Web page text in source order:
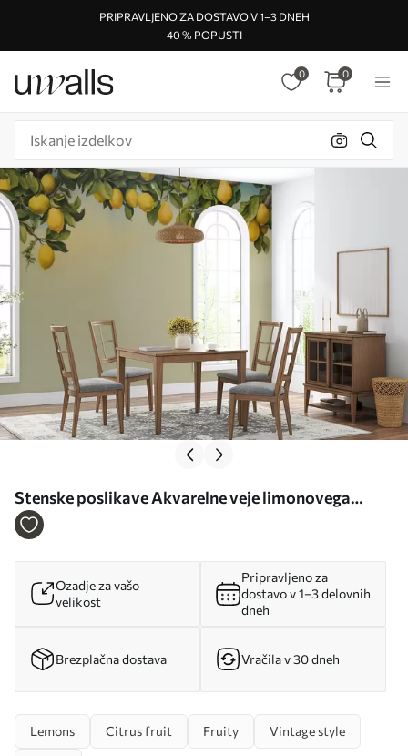
PRIPRAVLJENO ZA DOSTAVO V 1–3 DNEH
40 % POPUSTI
0 0
Stenske poslikave Akvarelne veje limonovega
drevesa Št. u97599
Ozadje za vašo
velikost
Pripravljeno za
dostavo v 1–3 delovnih
dneh
Brezplačna dostava Vračila v 30 dneh
Lemons Citrus fruit Fruity Vintage style